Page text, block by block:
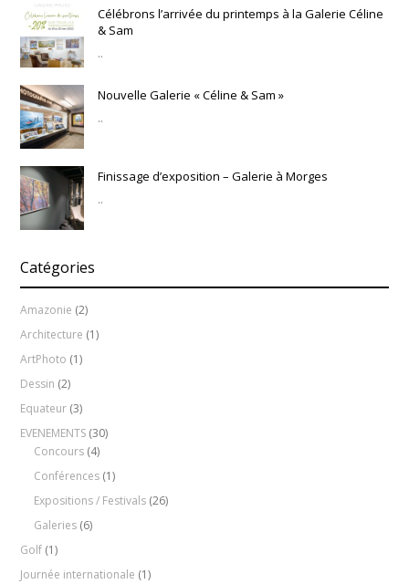
Célébrons l’arrivée du printemps à la Galerie Céline
& Sam
..
Nouvelle Galerie « Céline & Sam »
..
Finissage d’exposition – Galerie à Morges
..
Catégories
Amazonie (2)
Architecture (1)
ArtPhoto (1)
Dessin (2)
Equateur (3)
EVENEMENTS (30)
Concours (4)
Conférences (1)
Expositions / Festivals (26)
Galeries (6)
Golf (1)
Journée internationale (1)